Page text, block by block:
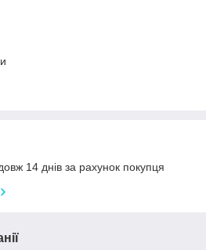
14 днів за рахунок покупця